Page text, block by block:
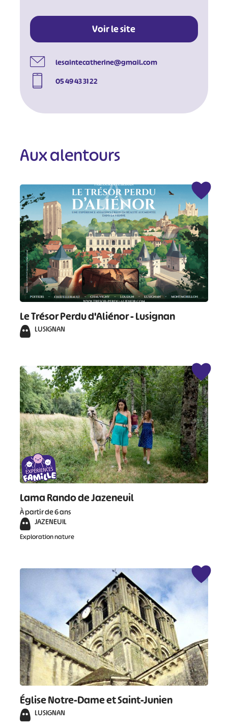
Voir le site
lesaintecatherine@gmail.com
05 49 43 31 22
Aux alentours
Le Trésor Perdu d'Aliénor - Lusignan
LUSIGNAN
Lama Rando de Jazeneuil
À partir de 6 ans
JAZENEUIL
Exploration nature
Église Notre-Dame et Saint-Junien
LUSIGNAN